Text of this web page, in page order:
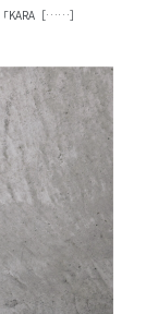
KARA［……］